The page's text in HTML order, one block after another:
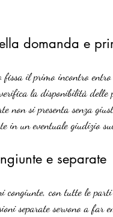
domanda e
fissa il primo incontro
la disponibilità
non si presenta senza
in un eventuale giudizio
e separate
congiunte, con tutte le
separate servono a far